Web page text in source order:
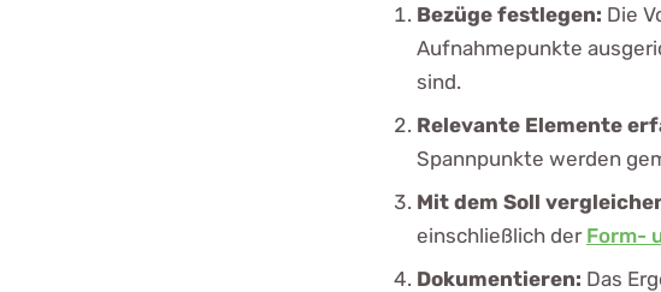
Bezüge festlegen: Die
Aufnahmepunkte
sind.
Relevante Elemente
Spannpunkte werden
Mit dem Soll
einschließlich der Form-
Dokumentieren: Das